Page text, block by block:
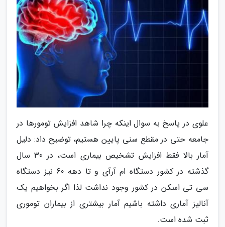
علوی در پاسخ به سوال اینکه چرا شاهد افزایش تومورها در
جامعه حتی در مقطع سنی پایین هستیم، توضیح داد: دلیل
آمار بالا فقط افزایش تشخیص بیماری است، در 30 سال
گذشته در کشور دستگاه ام آرآی و تا دهه 60 نیز دستگاه
سی تی اسکن در کشور وجود نداشت لذا اگر بخواهیم یک
آنالیز آماری داشته باشیم آمار بیشتری از بیماران توموری
ثبت شده است.